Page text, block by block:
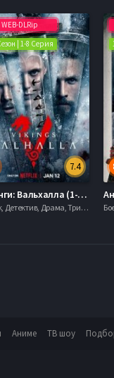
WEB-DLRip
| 1-8 Серия
7.4
Викинги: Вальхалла (1-3 Сезон)
Боевик, Детектив, Драма, Триллеры, serial.mob
Аниме ТВ шоу